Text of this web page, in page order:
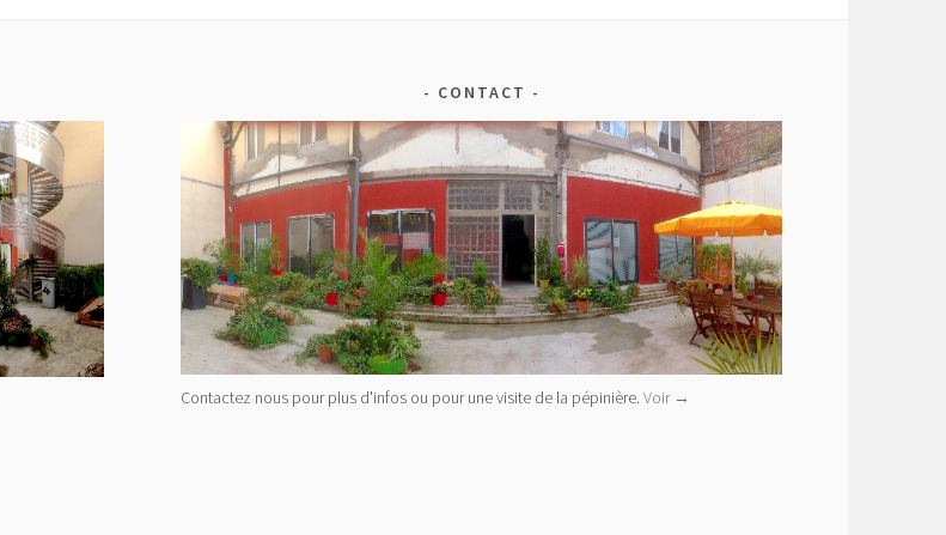
CONTACT
Contactez nous pour plus d'infos ou pour une visite de la pépinière.Voir →